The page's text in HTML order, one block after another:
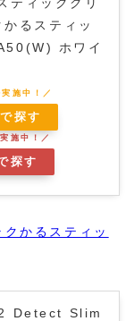
ティッククリ
るスティッ
ホワイ
探す
探す
かるスティッ
Detect Slim